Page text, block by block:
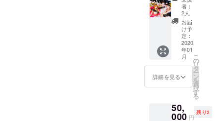
だけま
したら
参加可
能で
す！
食べる
パー
ティー
！】 の
中から
お選び
いただ
けま
す。 備
考欄
たしま
す！ ※
ドコン
プリー
ト】
コース
参加
キャス
ト：夏
花・よ
うよ
う・望
まひ
ろ・あ
子・こ
づち・
者：
2人
お届
け予
定：
2020
年01
月
詳細を見る
こ
の
リ
タ
ー
ン
を
選
択
す
る
50,
000 円
残り2